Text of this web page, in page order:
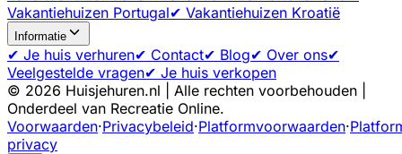
Vakantiehuizen Portugal✔ Vakantiehuizen Kroatië
Informatie
✔ Je huis verhuren✔ Contact✔ Blog✔ Over ons✔
Veelgestelde vragen✔ Je huis verkopen
© 2026 Huisjehuren.nl | Alle rechten voorbehouden |
Onderdeel van Recreatie Online.
Voorwaarden·Privacybeleid·Platformvoorwaarden·
privacy